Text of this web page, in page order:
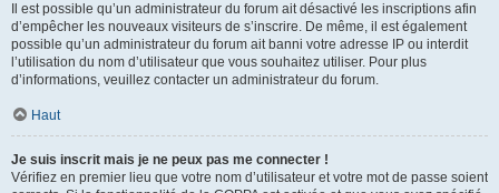
Il est possible qu’un administrateur du forum ait désactivé les inscriptions afin
d’empêcher les nouveaux visiteurs de s’inscrire. De même, il est également
possible qu’un administrateur du forum ait banni votre adresse IP ou interdit
l’utilisation du nom d’utilisateur que vous souhaitez utiliser. Pour plus
d’informations, veuillez contacter un administrateur du forum.
Haut
Je suis inscrit mais je ne peux pas me connecter !
Vérifiez en premier lieu que votre nom d’utilisateur et votre mot de passe soient